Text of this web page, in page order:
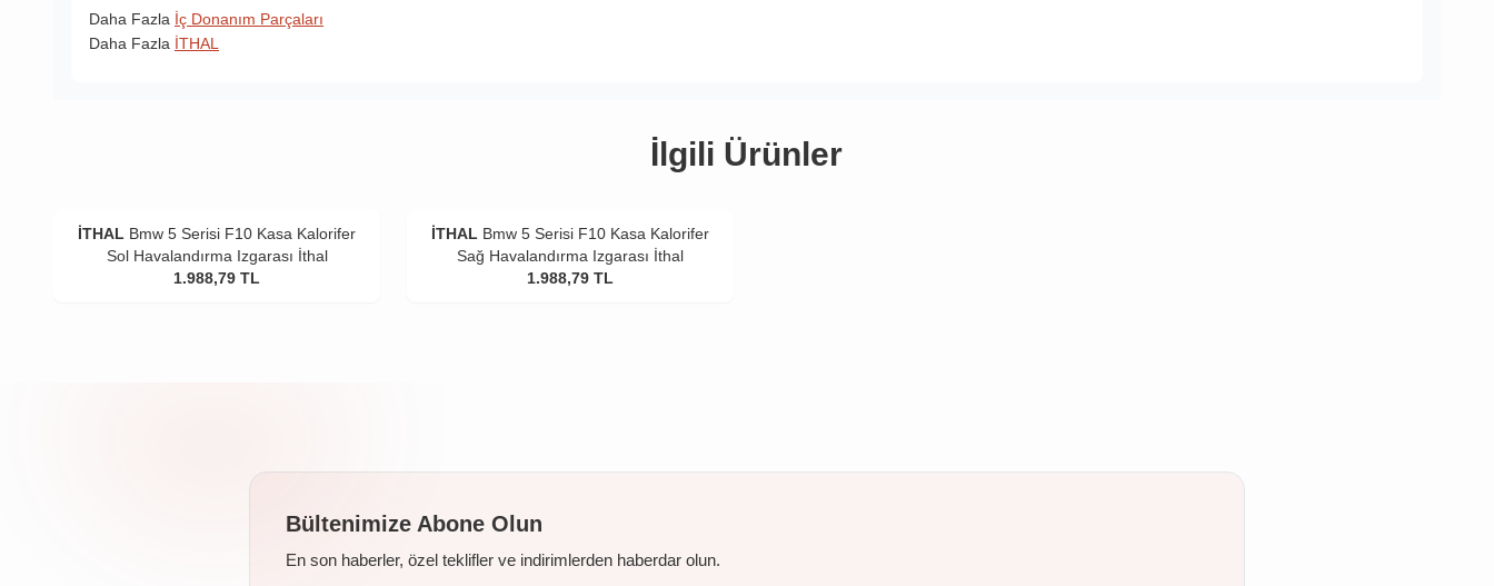
Daha Fazla İç Donanım Parçaları
Daha Fazla İTHAL
İlgili Ürünler
İTHAL Bmw 5 Serisi F10 Kasa Kalorifer
Sol Havalandırma Izgarası İthal
1.988,79 TL
İTHAL Bmw 5 Serisi F10 Kasa Kalorifer
Sağ Havalandırma Izgarası İthal
1.988,79 TL
Bültenimize Abone Olun
En son haberler, özel teklifler ve indirimlerden haberdar olun.